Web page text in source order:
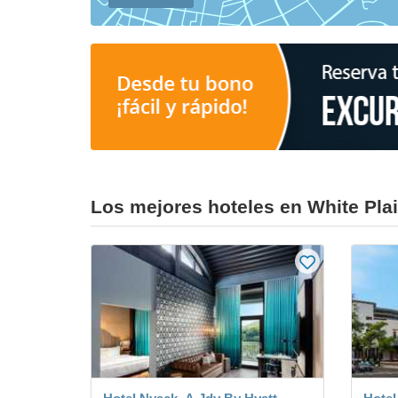
Los mejores hoteles en White